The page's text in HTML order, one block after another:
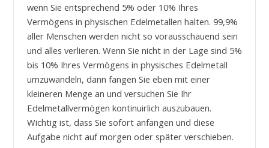
wenn Sie entsprechend 5% oder 10% Ihres
Vermögens in physischen Edelmetallen halten. 99,9%
aller Menschen werden nicht so vorausschauend sein
und alles verlieren. Wenn Sie nicht in der Lage sind 5%
bis 10% Ihres Vermögens in physisches Edelmetall
umzuwandeln, dann fangen Sie eben mit einer
kleineren Menge an und versuchen Sie Ihr
Edelmetallvermögen kontinuirlich auszubauen.
Wichtig ist, dass Sie sofort anfangen und diese
Aufgabe nicht auf morgen oder später verschieben.